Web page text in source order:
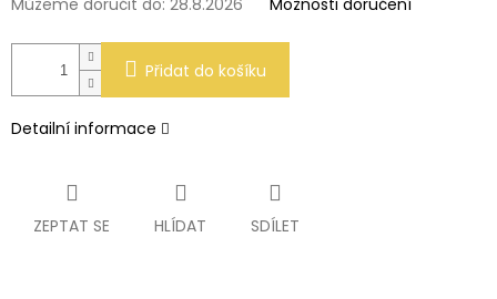
Můžeme doručit do: 28.8.2026 Možnosti doručení
Přidat do košíku
Detailní informace
ZEPTAT SE HLÍDAT SDÍLET